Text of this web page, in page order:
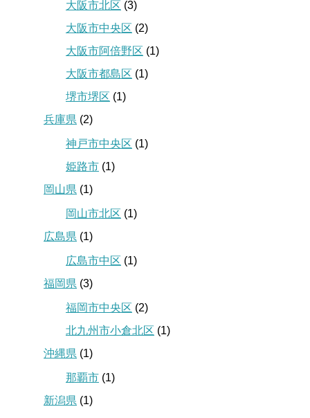
大阪市北区 (3)
大阪市中央区 (2)
大阪市阿倍野区 (1)
大阪市都島区 (1)
堺市堺区 (1)
兵庫県 (2)
神戸市中央区 (1)
姫路市 (1)
岡山県 (1)
岡山市北区 (1)
広島県 (1)
広島市中区 (1)
福岡県 (3)
福岡市中央区 (2)
北九州市小倉北区 (1)
沖縄県 (1)
那覇市 (1)
新潟県 (1)